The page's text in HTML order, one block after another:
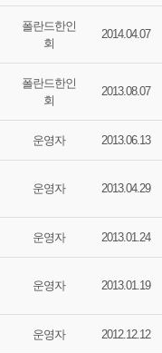
폴란드한인
회
2014.04.07
폴란드한인
회
2013.08.07
운영자 2013.06.13
운영자 2013.04.29
운영자 2013.01.24
운영자 2013.01.19
운영자 2012.12.12